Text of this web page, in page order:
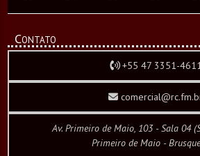
Contato
+55 47 3351-
Av. Primeiro de Maio, 103 - Sala 04
Primeiro de Maio -